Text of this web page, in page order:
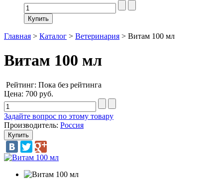
Главная > Каталог > Ветеринария > Витам 100 мл
Витам 100 мл
Рейтинг: Пока без рейтинга
Цена: 700 руб.
Задайте вопрос по этому товару
Производитель: Россия